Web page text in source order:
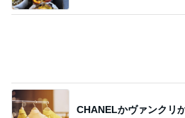
麺よりきゅうり2本分食